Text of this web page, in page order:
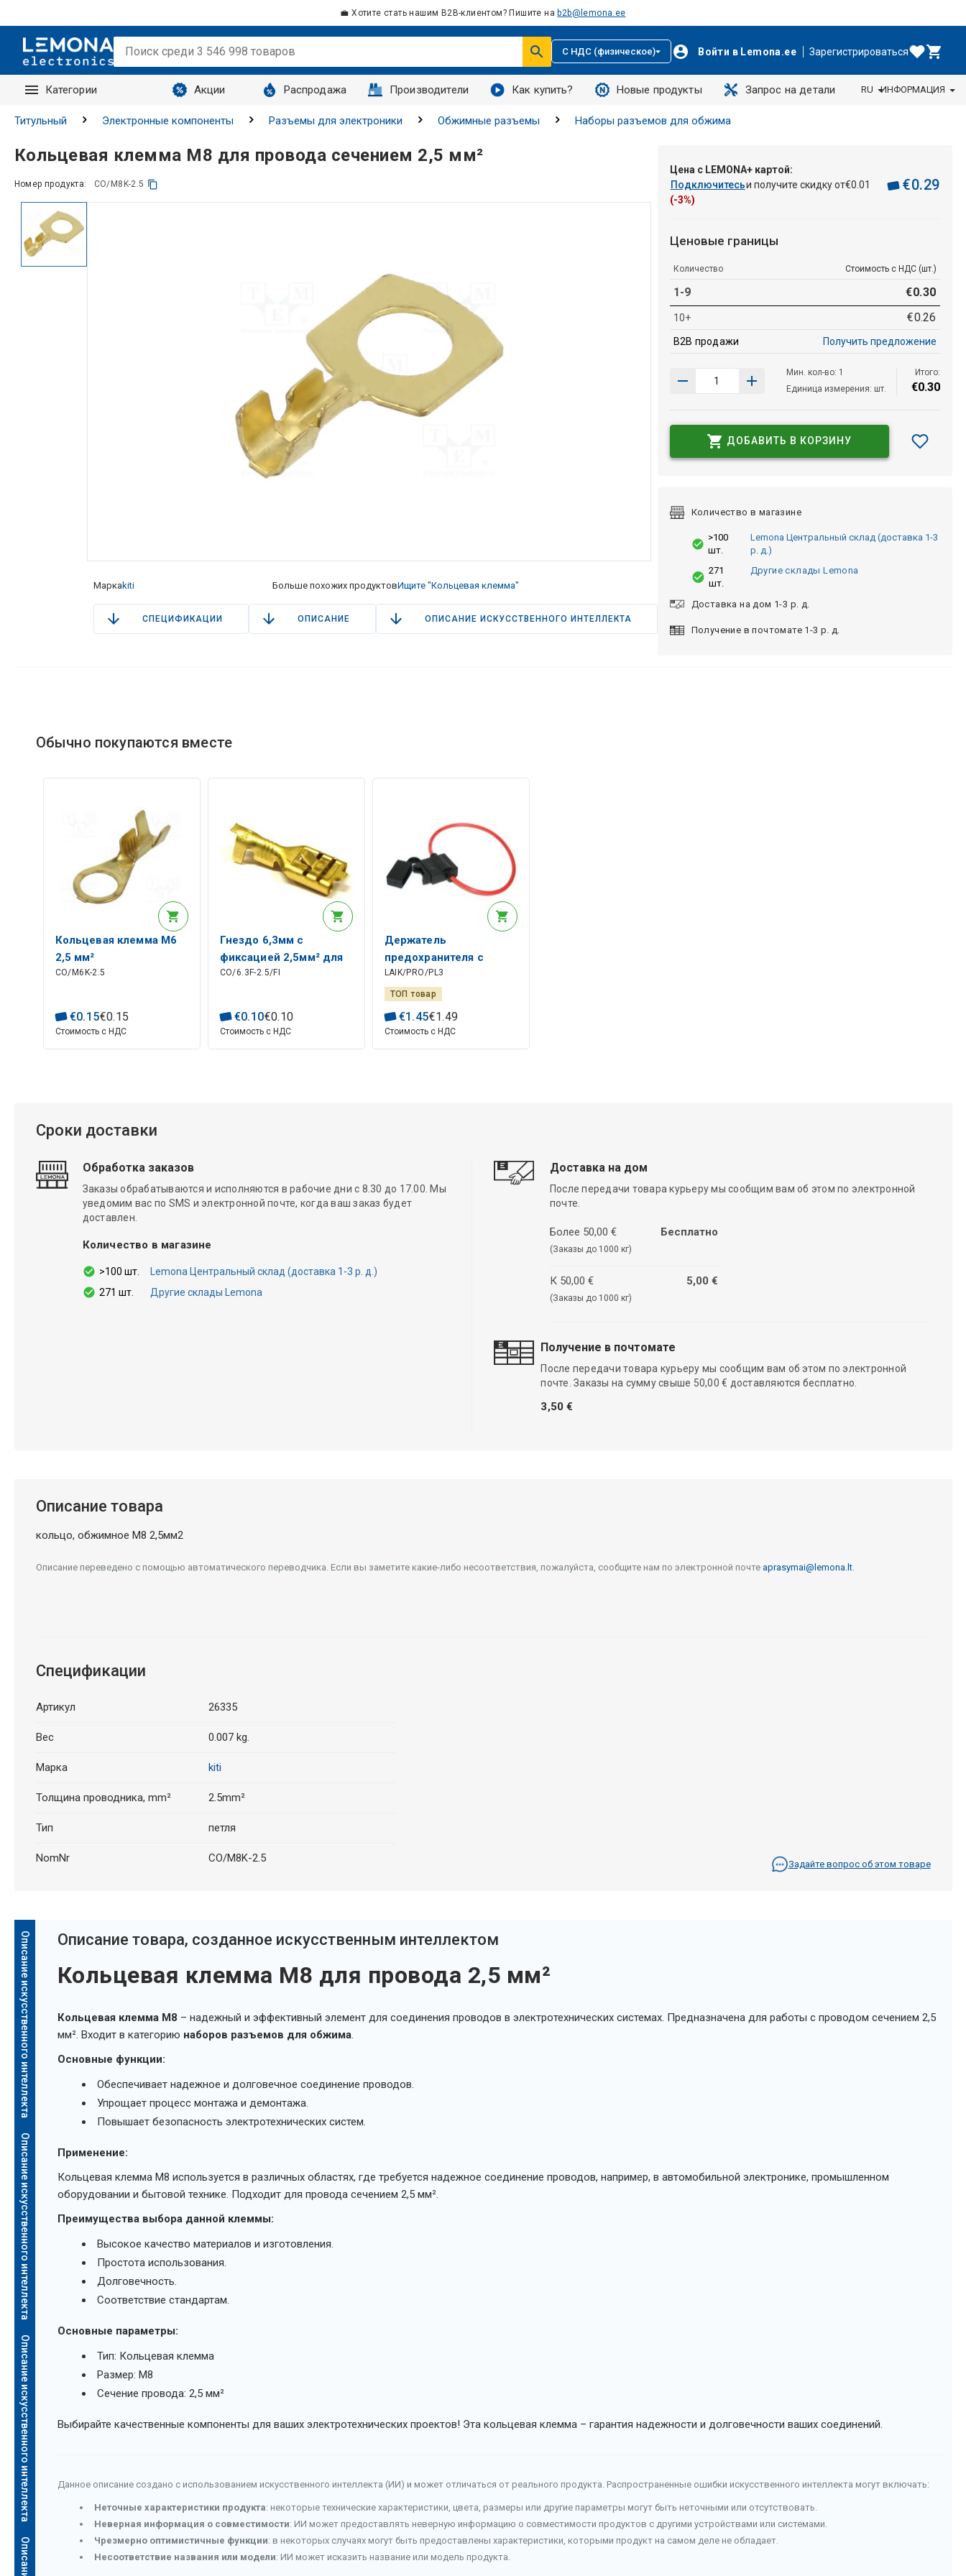
💼 Хотите стать нашим B2B-клиентом? Пишите на b2b@lemona.ee
С НДС (физическое) Войти в Lemona.ee Зарегистрироваться
Категории Акции Распродажа Производители Как купить? Новые продукты Запрос на детали
Запросы
RU ИНФОРМАЦИЯ
Титульный Электронные компоненты Разъемы для электроники Обжимные разъемы Наборы разъемов для обжима
Кольцевая клемма M8 для провода сечением 2,5 мм²
Номер продукта: CO/M8K-2.5
Маркаkiti Больше похожих продуктовИщите "Кольцевая клемма"
СПЕЦИФИКАЦИИ ОПИСАНИЕ ОПИСАНИЕ ИСКУССТВЕННОГО ИНТЕЛЛЕКТА
Цена с LEMONA+ картой:
Подключитесьи получите скидку от€0 01
(-3%)
€0.29
Ценовые границы
Количество Стоимость с НДС (шт.)
1-9 €0.30
10+ €0.26
B2B продажи Получить предложение
Мин. кол-во: 1
Единица измерения: шт.
Итого:
€0.30
ДОБАВИТЬ В КОРЗИНУ
Количество в магазине
>100
шт.
Lemona Центральный склад (доставка 1-3
р. д.)
271
шт.
Другие склады Lemona
Доставка на дом 1-3 р. д.
Получение в почтомате 1-3 р. д.
Обычно покупаются вместе
Кольцевая клемма M6
2,5 мм²
CO/M6K-2.5
€0.15€0.15
Стоимость с НДС
Гнездо 6,3мм с
фиксацией 2,5мм² для
кабеля
CO/6.3F-2.5/FI
€0.10€0.10
Стоимость с НДС
Держатель
предохранителя с
крышкой 2,5 мм²
LAIK/PRO/PL3
ТОП товар
€1 .45€1.49
Стоимость с НДС
Сроки доставки
Обработка заказов
Заказы обрабатываются и исполняются в рабочие дни с 8.30 до 17.00. Мы
уведомим вас по SMS и электронной почте, когда ваш заказ будет
доставлен.
Количество в магазине
>100 шт.
Lemona Центральный склад (доставка 1-3 р. д.)
271 шт.
Другие склады Lemona
Доставка на дом
После передачи товара курьеру мы сообщим вам об этом по электронной
почте.
Более 50,00 €
(Заказы до 1000 кг)
Бесплатно
К 50,00 €
(Заказы до 1000 кг)
5,00 €
Получение в почтомате
После передачи товара курьеру мы сообщим вам об этом по электронной
почте. Заказы на сумму свыше 50,00 € доставляются бесплатно.
3,50 €
Описание товара
кольцо, обжимное M8 2,5мм2
Описание переведено с помощью автоматического переводчика. Если вы заметите какие-либо несоответствия, пожалуйста, сообщите нам по электронной почте aprasymai@lemona.lt.
Спецификации
Артикул 26335
Вес 0.007 kg.
Марка kiti
Толщина проводника, mm² 2.5mm²
Тип петля
NomNr CO/M8K-2.5 Задайте вопрос об этом товаре
Описание искусственного интеллекта
Описание искусственного интеллекта
Описание искусственного интеллекта
Oписание товара, созданное искусственным интеллектом
Кольцевая клемма M8 для провода 2,5 мм²
Кольцевая клемма M8 – надежный и эффективный элемент для соединения проводов в электротехнических системах. Предназначена для работы с проводом сечением 2,5
мм². Входит в категорию наборов разъемов для обжима.
Основные функции:
Обеспечивает надежное и долговечное соединение проводов.
Упрощает процесс монтажа и демонтажа.
Повышает безопасность электротехнических систем.
Применение:
Кольцевая клемма M8 используется в различных областях, где требуется надежное соединение проводов, например, в автомобильной электронике, промышленном
оборудовании и бытовой технике. Подходит для провода сечением 2,5 мм².
Преимущества выбора данной клеммы:
Высокое качество материалов и изготовления.
Простота использования.
Долговечность.
Соответствие стандартам.
Основные параметры:
Тип: Кольцевая клемма
Размер: M8
Сечение провода: 2,5 мм²
Выбирайте качественные компоненты для ваших электротехнических проектов! Эта кольцевая клемма – гарантия надежности и долговечности ваших соединений.
Данное описание создано с использованием искусственного интеллекта (ИИ) и может отличаться от реального продукта. Распространенные ошибки искусственного интеллекта могут включать:
Неточные характеристики продукта: некоторые технические характеристики, цвета, размеры или другие параметры могут быть неточными или отсутствовать.
Неверная информация о совместимости: ИИ может предоставлять неверную информацию о совместимости продуктов с другими устройствами или системами.
Чрезмерно оптимистичные функции: в некоторых случаях могут быть предоставлены характеристики, которыми продукт на самом деле не обладает.
Несоответствие названия или модели: ИИ может исказить название или модель продукта.